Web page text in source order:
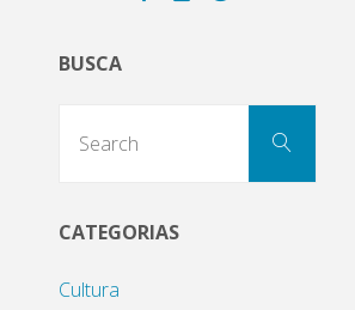
BUSCA
Search
CATEGORIAS
Cultura